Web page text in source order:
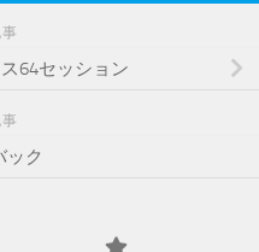
64セッション
ック